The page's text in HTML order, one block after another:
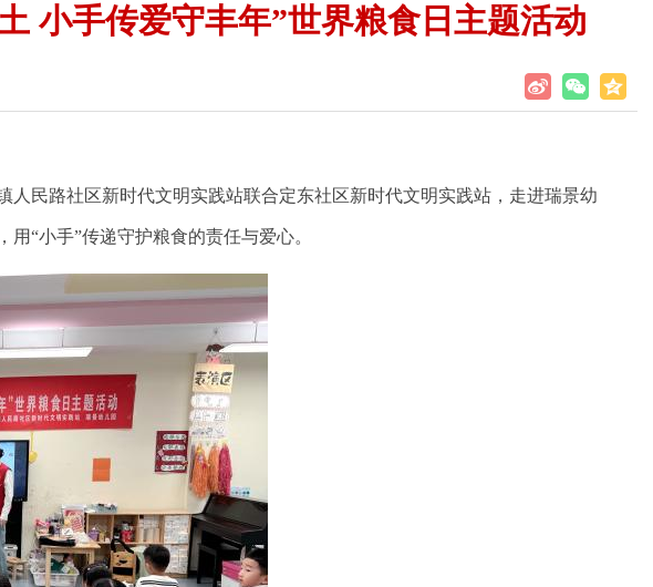
小手传爱守丰年”世界粮食日主题活动
人民路社区新时代文明实践站联合定东社区新时代文明实践站，走进瑞景幼
“小手”传递守护粮食的责任与爱心。